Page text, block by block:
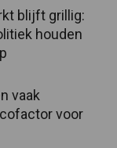
blijft grillig:
houden
vaak
voor